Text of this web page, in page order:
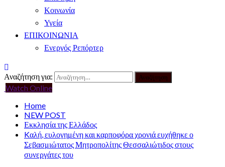
Κοινωνία
Υγεία
ΕΠΙΚΟΙΝΩΝΙΑ
Ενεργός Ρεπόρτερ
Αναζήτηση για:
Watch Online
Home
NEW POST
Εκκλησία της Ελλάδος
Kαλή, ευλογημένη και καρποφόρα χρονιά ευχήθηκε ο
Σεβασμιώτατος Μητροπολίτης Θεσσαλιώτιδος στους
συνεργάτες του